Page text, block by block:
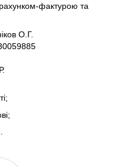
рахунком-фактурою та
О.Г.